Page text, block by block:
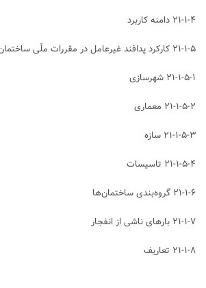
۲۱-۱-۴ دامنه کاربرد
۲۱-۱-۵ کارکرد پدافند غیرعامل در مقررات ملّی ساختمان
۲۱-۱-۵-۱ شهرسازی
۲۱-۱-۵-۲ معماری
۲۱-۱-۵-۳ سازه
۲۱-۱-۵-۴ تاسیسات
۲۱-۱-۶ گروه‌بندی ساختمان‌ها
۲۱-۱-۷ بارهای ناشی از انفجار
۲۱-۱-۸ تعاريف